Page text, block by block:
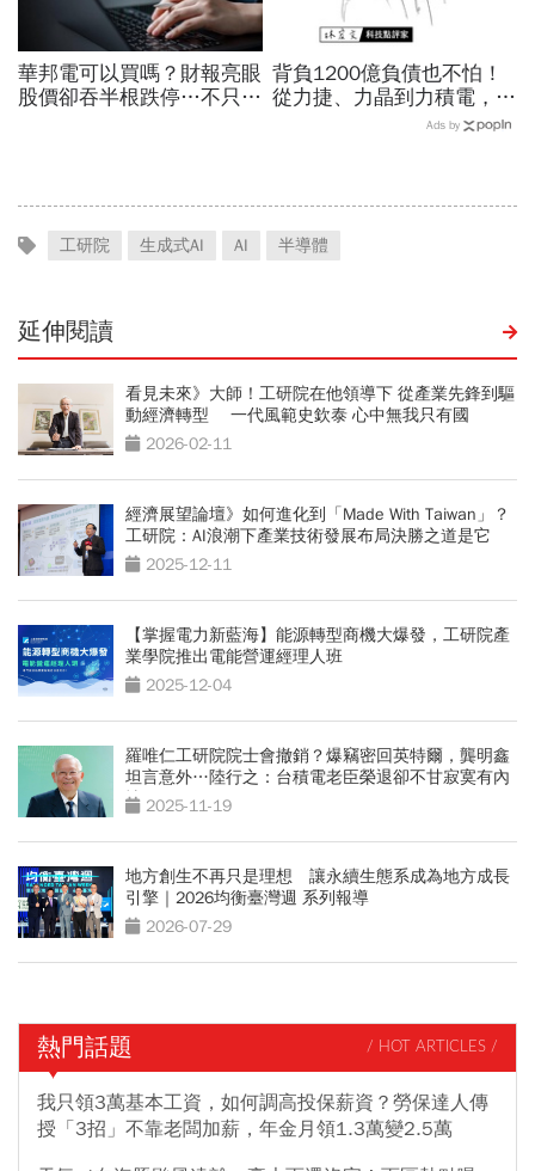
華邦電可以買嗎？財報亮眼
股價卻吞半根跌停…不只外
背負1200億負債也不怕！
從力捷、力晶到力積電，黃
崇仁如何在「記憶體地獄」
Ads by
工研院 生成式AI AI 半導體
延伸閱讀
看見未來》大師！工研院在他領導下 從產業先鋒到驅
動經濟轉型 一代風範史欽泰 心中無我只有國
2026-02-11
經濟展望論壇》如何進化到「Made With Taiwan」？
工研院：AI浪潮下產業技術發展布局決勝之道是它
2025-12-11
【掌握電力新藍海】能源轉型商機大爆發，工研院產
業學院推出電能營運經理人班
2025-12-04
羅唯仁工研院院士會撤銷？爆竊密回英特爾，龔明鑫
坦言意外…陸行之：台積電老臣榮退卻不甘寂寞有內
情？2025-11-19
地方創生不再只是理想 讓永續生態系成為地方成長
引擎｜2026均衡臺灣週 系列報導
2026-07-29
熱門話題 / HOT ARTICLES /
我只領3萬基本工資，如何調高投保薪資？勞保達人傳
授「3招」不靠老闆加薪，年金月領1.3萬變2.5萬